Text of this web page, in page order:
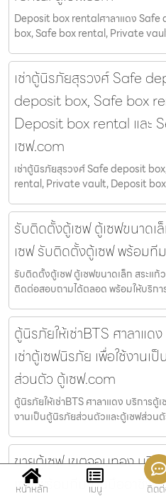
Deposit box rentalศาลาแดง
box, Safe box rental, Private
เช่าตู้นิรภัยสุรวงศ์ Safe
deposit box, Safe box
Deposit box rental และ
เซฟ.com
เช่าตู้นิรภัยสุรวงศ์ Safe deposit
rental, Private vault, Deposit
รับติดตั้งตู้เซฟ ตู้เซฟขนาดเ
เซฟ รับติดตั้งตู้เซฟ พร้อมที
รับติดตั้งตู้เซฟ ตู้เซฟขนาดเล็ก สระแ
ติดต่อสอบถามได้ตลอด พร้อมให้บริกา
ตู้นิรภัยให้เช่าBTS ศาลาแด
เช่าตู้เซฟนิรภัย เพื่อใช้งาน
ส่วนตัว ตู้เซฟ.com
ตู้นิรภัยให้เช่าBTS ศาลาแดง บริการตู้
งานเป็นตู้นิรภัยส่วนตัวและตู้เซฟส่วน
ขายตู้เซฟ เขตจอมทอง บริ
เซฟ พร้อมทีมงานมืออาชีพ ร
หน้าหลัก เมนู ติด